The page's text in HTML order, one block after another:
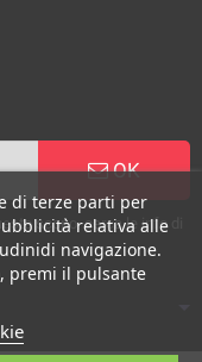
OK
scopo, cerca le info di
di terze parti per
relativa alle
navigazione.
premi il pulsante